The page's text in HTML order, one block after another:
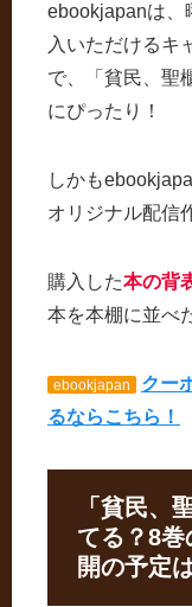
ebookjapanは、
入いただけるキ
で、「貧民、聖
にぴったり！
しかも
オリジナル配信
購入した本の背
本を本棚に並べ
ebookjapan
クー
るならこちら！
「貧民、
てる？8巻
開の予定